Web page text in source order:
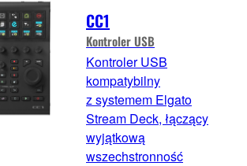
CC1
Kontroler USB
Kontroler USB
kompatybilny
z systemem Elgato
Stream Deck, łączący
wyjątkową
wszechstronność